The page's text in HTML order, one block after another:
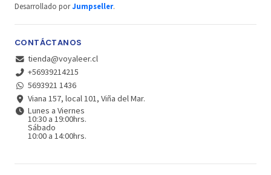
Desarrollado porJumpseller.
CONTÁCTANOS
tienda@voyaleer.cl
+56939214215
5693921 1436
Viana 157, local 101, Viña del Mar.
Lunes a Viernes
10:30 a 19:00hrs.
Sábado
10:00 a 14:00hrs.